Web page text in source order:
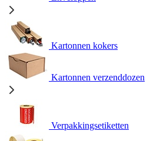
Kartonnen kokers
Kartonnen verzenddozen
Verpakkingsetiketten